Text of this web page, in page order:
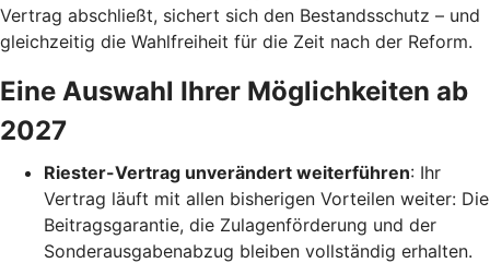
Vertrag abschließt, sichert sich den Bestandsschutz – und
gleichzeitig die Wahlfreiheit für die Zeit nach der Reform.
Eine Auswahl Ihrer Möglichkeiten ab
2027
Riester-Vertrag unverändert weiterführen: Ihr
Vertrag läuft mit allen bisherigen Vorteilen weiter: Die
Beitragsgarantie, die Zulagenförderung und der
Sonderausgabenabzug bleiben vollständig erhalten.